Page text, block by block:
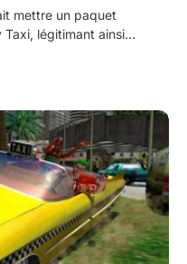
mettre un paquet
Taxi, légitimant ainsi…